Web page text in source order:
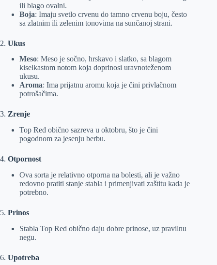
ili blago ovalni.
Boja: Imaju svetlo crvenu do tamno crvenu boju, često
sa zlatnim ili zelenim tonovima na sunčanoj strani.
2. Ukus
Meso: Meso je sočno, hrskavo i slatko, sa blagom
kiselkastom notom koja doprinosi uravnoteženom
ukusu.
Aroma: Ima prijatnu aromu koja je čini privlačnom
potrošačima.
3. Zrenje
Top Red obično sazreva u oktobru, što je čini
pogodnom za jesenju berbu.
4. Otpornost
Ova sorta je relativno otporna na bolesti, ali je važno
redovno pratiti stanje stabla i primenjivati zaštitu kada je
potrebno.
5. Prinos
Stabla Top Red obično daju dobre prinose, uz pravilnu
negu.
6. Upotreba